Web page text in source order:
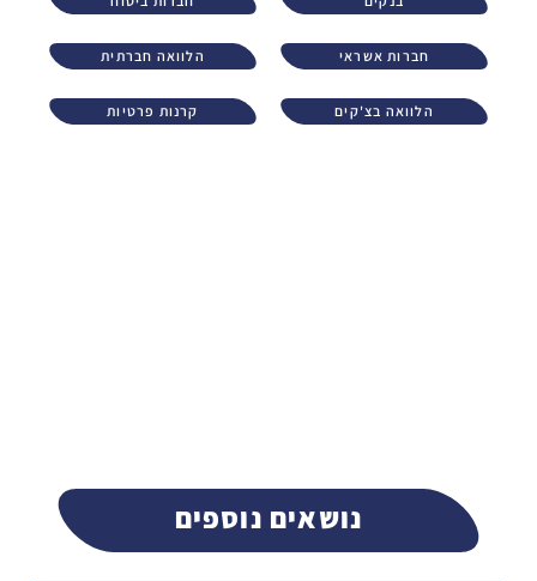
חברות אשראי הלוואה חברתית
הלוואה בצ'קים קרנות פרטיות
נושאים נוספים